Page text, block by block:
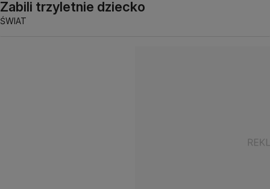
Zabili trzyletnie dziecko
ŚWIAT